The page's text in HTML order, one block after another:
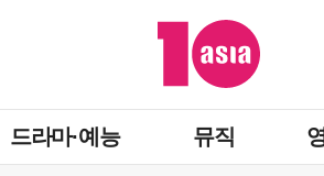
드라마·예능 뮤직